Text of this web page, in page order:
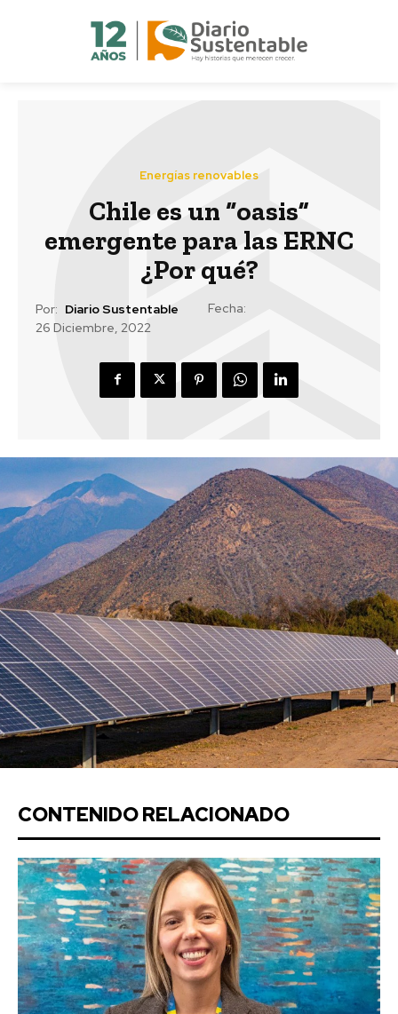
Energías renovables
Chile es un “oasis”
emergente para las ERNC
¿Por qué?
Por: Diario Sustentable
Fecha:
26 Diciembre, 2022
CONTENIDO RELACIONADO